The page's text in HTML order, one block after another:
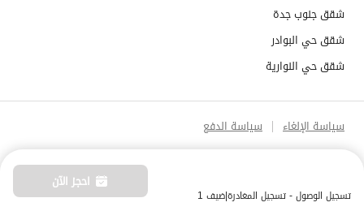
شقق جنوب جدة
شقق حي البوادر
شقق حي النوارية
سياسة الإلغاء سياسة الدفع
تسجيل الوصول - تسجيل المغادرة|ضيف 1
احجز الآن